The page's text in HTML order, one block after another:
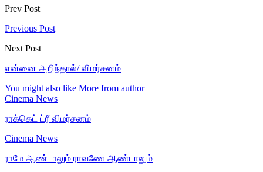
Prev Post
Previous Post
Next Post
என்னை அறிந்தால்/ விமர்சனம்
You might also like More from author
Cinema News
ராக்கெட் ட்ரீ விமர்சனம்
Cinema News
ராமே ஆண்டாலும் ராவணே ஆண்டாலும்